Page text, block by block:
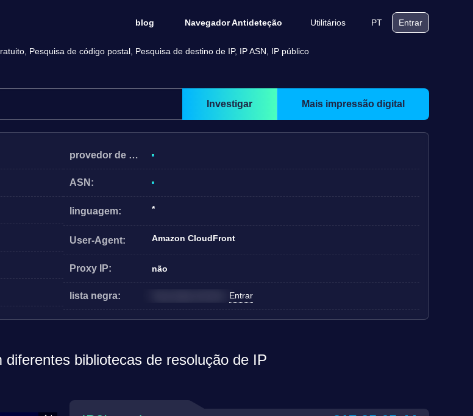
blog Navegador Antideteção Utilitários PT Entrar
Pesquisa de código postal, Pesquisa de destino de IP, IP ASN, IP público
Investigar Mais impressão digital
provedor de operação de rede:
ASN:
linguagem: *
User-Agent: Amazon CloudFront
Proxy IP: não
lista negra: Entrar
bibliotecas de resolução de IP